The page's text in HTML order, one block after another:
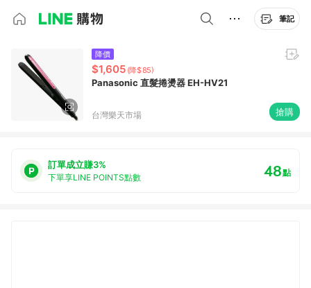
筆記
降價
$1,605 (降$85)
Panasonic 直髮捲燙器 EH-HV21
台灣樂天市場 搶購
訂單成立賺3%
下單享LINE POINTS點數 48點